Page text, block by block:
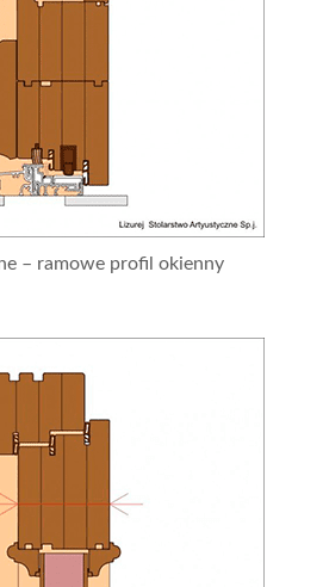
– ramowe profil okienny